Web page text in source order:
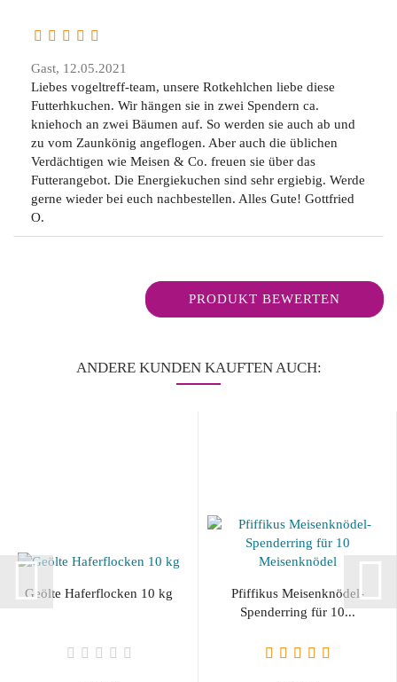
Gast, 12.05.2021
Liebes vogeltreff-team, unsere Rotkehlchen liebe diese
Futterhkuchen. Wir hängen sie in zwei Spendern ca.
kniehoch an zwei Bäumen auf. So werden sie auch ab und
zu vom Zaunkönig angeflogen. Aber auch die üblichen
Verdächtigen wie Meisen & Co. freuen sie über das
Futterangebot. Die Energiekuchen sind sehr ergiebig. Werde
gerne wieder bei euch nachbestellen. Alles Gute! Gottfried
O.
PRODUKT BEWERTEN
ANDERE KUNDEN KAUFTEN AUCH:
Geölte Haferflocken 10 kg
Pfiffikus Meisenknödel-
Spenderring für 10...